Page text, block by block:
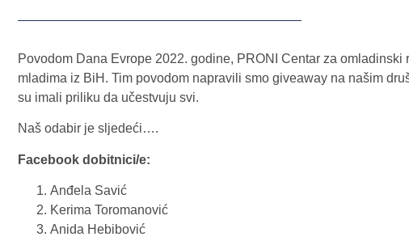
Povodom Dana Evrope 2022. godine, PRONI Centar za
mladima iz BiH. Tim povodom napravili smo giveaway na našim
su imali priliku da učestvuju svi.
Naš odabir je sljedeći….
Facebook dobitnici/e:
Anđela Savić
Kerima Toromanović
Anida Hebibović